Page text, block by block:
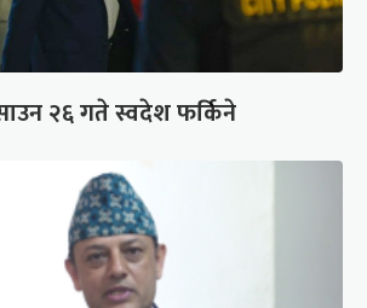
२६ गते स्वदेश फर्किने